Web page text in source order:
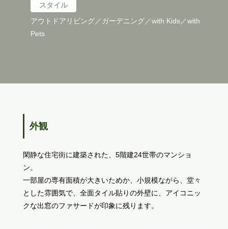
スタイル
アウトドアリビング／ガーデニング／with Kids／with
Pets
外観
閑静な住宅街に建築された、5階建24世帯のマンショ
ン。
一部屋の専有面積が大きいためか、小規模ながら、堂々
とした雰囲気で、全面タイル貼りの外壁に、アイコニッ
クな出窓のファサードが印象に残ります。